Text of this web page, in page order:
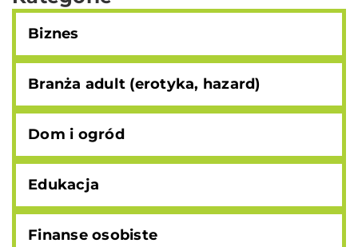
Biznes
Branża adult (erotyka, hazard)
Dom i ogród
Edukacja
Finanse osobiste